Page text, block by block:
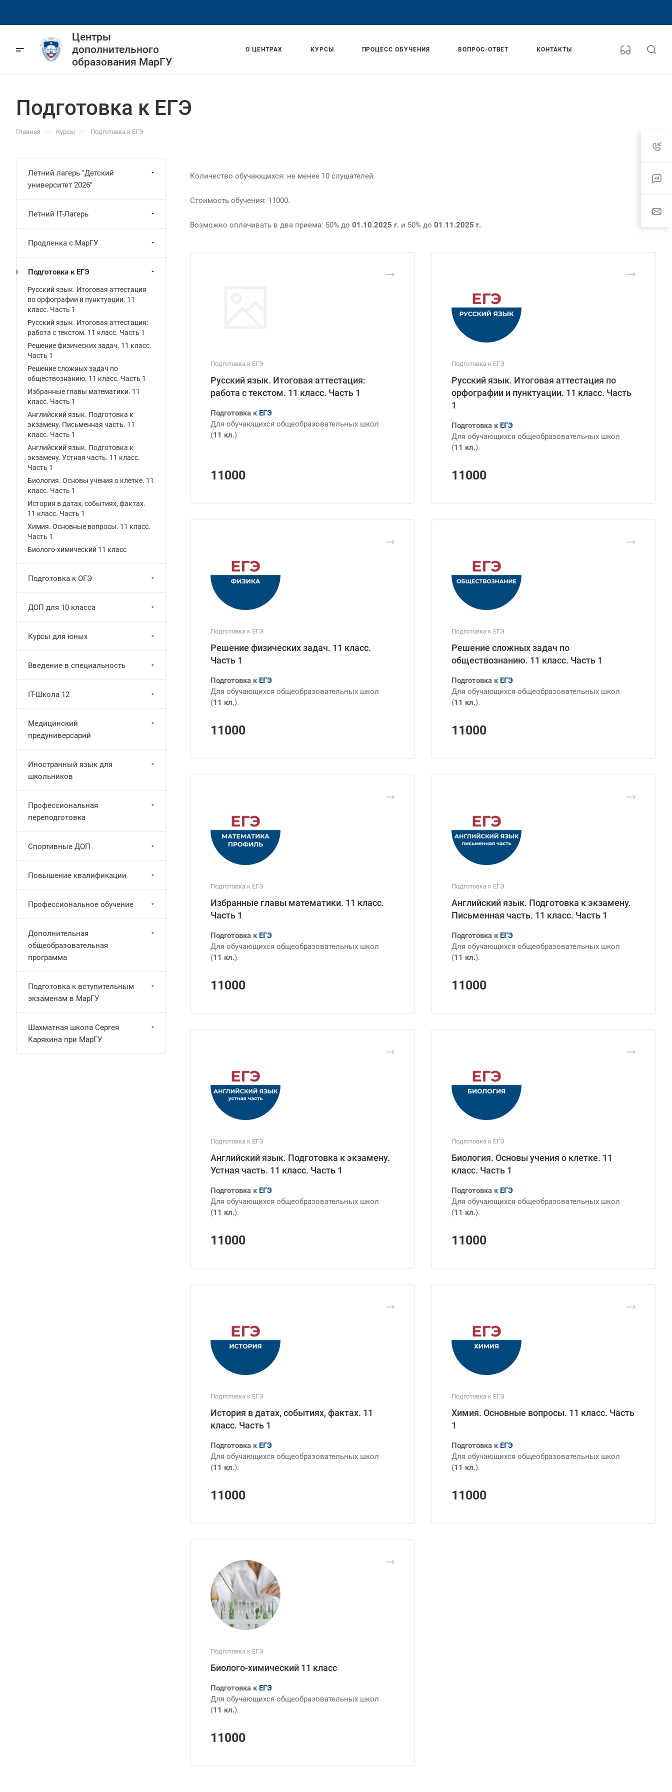
Центры
дополнительного
образования МарГУ
О ЦЕНТРАХ КУРСЫ ПРОЦЕСС ОБУЧЕНИЯ ВОПРОС-ОТВЕТ КОНТАКТЫ
Подготовка к ЕГЭ
Главная — Курсы — Подготовка к ЕГЭ
Количество обучающихся: не менее 10 слушателей.
Стоимость обучения: 11000.
Возможно оплачивать в два приема: 50% до 01.10.2025 г. и 50% до 01.11.2025 г.
Подготовка к ЕГЭ
Русский язык. Итоговая аттестация:
работа с текстом. 11 класс. Часть 1
Подготовка к ЕГЭ
Для обучающихся общеобразовательных школ
(11 кл.).
11000
Подготовка к ЕГЭ
Русский язык. Итоговая аттестация по
орфографии и пунктуации. 11 класс. Часть
1
Подготовка к ЕГЭ
Для обучающихся общеобразовательных школ
(11 кл.).
11000
Подготовка к ЕГЭ
Решение физических задач. 11 класс.
Часть 1
Подготовка к ЕГЭ
Для обучающихся общеобразовательных школ
(11 кл.).
11000
Подготовка к ЕГЭ
Решение сложных задач по
обществознанию. 11 класс. Часть 1
Подготовка к ЕГЭ
Для обучающихся общеобразовательных школ
(11 кл.).
11000
Подготовка к ЕГЭ
Избранные главы математики. 11 класс.
Часть 1
Подготовка к ЕГЭ
Для обучающихся общеобразовательных школ
(11 кл.).
11000
Подготовка к ЕГЭ
Английский язык. Подготовка к экзамену.
Письменная часть. 11 класс. Часть 1
Подготовка к ЕГЭ
Для обучающихся общеобразовательных школ
(11 кл.).
11000
Подготовка к ЕГЭ
Английский язык. Подготовка к экзамену.
Устная часть. 11 класс. Часть 1
Подготовка к ЕГЭ
Для обучающихся общеобразовательных школ
(11 кл.).
11000
Подготовка к ЕГЭ
Биология. Основы учения о клетке. 11
класс. Часть 1
Подготовка к ЕГЭ
Для обучающихся общеобразовательных школ
(11 кл.).
11000
Подготовка к ЕГЭ
История в датах, событиях, фактах. 11
класс. Часть 1
Подготовка к ЕГЭ
Для обучающихся общеобразовательных школ
(11 кл.).
11000
Подготовка к ЕГЭ
Химия. Основные вопросы. 11 класс. Часть
1
Подготовка к ЕГЭ
Для обучающихся общеобразовательных школ
(11 кл.).
11000
Подготовка к ЕГЭ
Биолого-химический 11 класс
Подготовка к ЕГЭ
Для обучающихся общеобразовательных школ
(11 кл.).
11000
Летний лагерь "Детский
университет 2026"
Летний IT-Лагерь
Продленка с МарГУ
Подготовка к ЕГЭ
Русский язык. Итоговая аттестация
по орфографии и пунктуации. 11
класс. Часть 1
Русский язык. Итоговая аттестация:
работа с текстом. 11 класс. Часть 1
Решение физических задач. 11 класс.
Часть 1
Решение сложных задач по
обществознанию. 11 класс. Часть 1
Избранные главы математики. 11
класс. Часть 1
Английский язык. Подготовка к
экзамену. Письменная часть. 11
класс. Часть 1
Английский язык. Подготовка к
экзамену. Устная часть. 11 класс.
Часть 1
Биология. Основы учения о клетке. 11
класс. Часть 1
История в датах, событиях, фактах.
11 класс. Часть 1
Химия. Основные вопросы. 11 класс.
Часть 1
Биолого-химический 11 класс
Подготовка к ОГЭ
ДОП для 10 класса
Курсы для юных
Введение в специальность
IT-Школа 12
Медицинский
предуниверсарий
Иностранный язык для
школьников
Профессиональная
переподготовка
Спортивные ДОП
Повышение квалификации
Профессиональное обучение
Дополнительная
общеобразовательная
программа
Подготовка к вступительным
экзаменам в МарГУ
Шахматная школа Сергея
Карякина при МарГУ